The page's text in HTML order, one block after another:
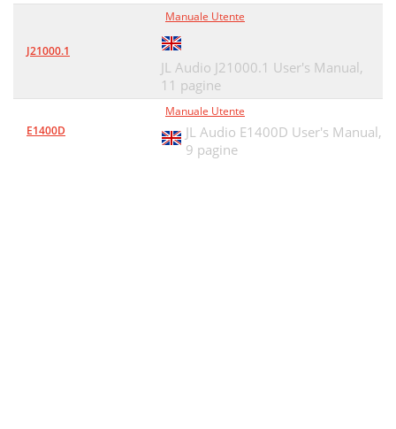
J21000.1
Manuale Utente
JL Audio J21000.1 User's Manual,
11 pagine
E1400D
Manuale Utente
JL Audio E1400D User's Manual,
9 pagine